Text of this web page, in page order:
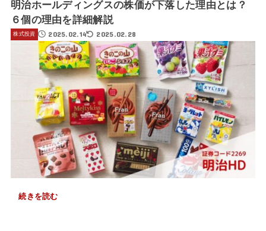
明治ホールディングスの株価が下落した理由とは？
６個の理由を詳細解説
株式投資 2025.02.14 2025.02.28
続きを読む